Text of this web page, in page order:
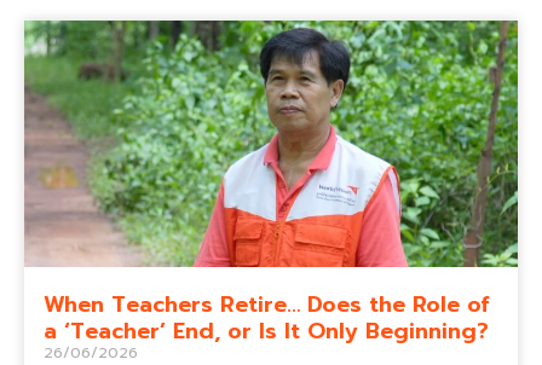
When Teachers Retire… Does the Role of
a ‘Teacher’ End, or Is It Only Beginning?
26/06/2026